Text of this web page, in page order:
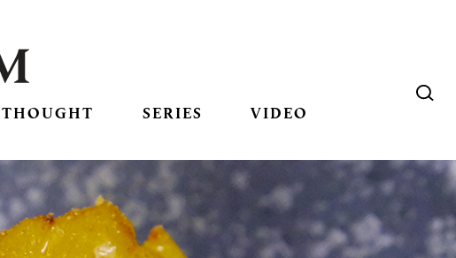
THOUGHT SERIES VIDEO